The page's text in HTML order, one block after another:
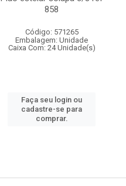
858
Código: 571265
Embalagem: Unidade
Caixa Com: 24 Unidade(s)
Faça seu login ou
cadastre-se para
comprar.